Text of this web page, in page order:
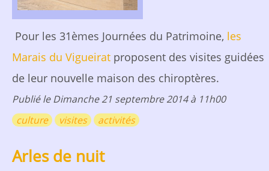
Pour les 31èmes Journées du Patrimoine, les
Marais du Vigueirat proposent des visites guidées
de leur nouvelle maison des chiroptères.
Publié le Dimanche 21 septembre 2014 à 11h00
culture
visites activités
Arles de nuit